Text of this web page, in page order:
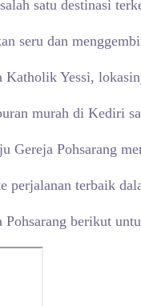
satu destinasi
seru dan
Katholik Yessi,
murah di Kediri
Gereja Pohsarang
perjalanan terbaik
Pohsarang berikut